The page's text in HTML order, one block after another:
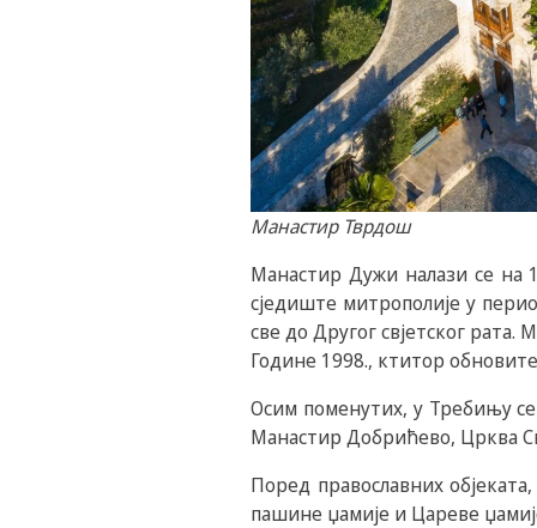
Манастир Тврдош
Манастир Дужи налази се на
сједиште митрополије у
све до Другог свјетског
Године 1998., ктитор
Осим поменутих, у Требињу се
Манастир Добрићево, Црква
Поред православних
пашине џамије и Цареве